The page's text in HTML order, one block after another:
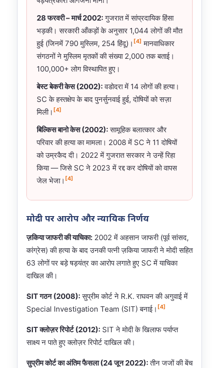
28 फरवरी – मार्च 2002:गुजरात में सांप्रदायिक हिंसा
भड़की। सरकारी आँकड़ों के अनुसार 1,044 लोगों की मौत
हुई (जिनमें 790 मुस्लिम, 254 हिंदू)। [4] मानवाधिकार
संगठनों ने मुस्लिम मृतकों की संख्या 2,000 तक बताई।
100,000+ लोग विस्थापित हुए।
बेस्ट बेकरी केस (2002):वडोदरा में 14 लोगों की हत्या।
SC के हस्तक्षेप के बाद पुनर्सुनवाई हुई, दोषियों को सज़ा
मिली। [4]
बिल्किस बानो केस (2002):सामूहिक बलात्कार और
परिवार की हत्या का मामला। 2008 में SC ने 11 दोषियों
को उम्रकैद दी। 2022 में गुजरात सरकार ने उन्हें रिहा
किया — जिसे SC ने 2023 में रद्द कर दोषियों को वापस
जेल भेजा। [4]
मोदी पर आरोप और न्यायिक निर्णय
ज़किया जाफरी की याचिका: 2002 में अहसान जाफरी (पूर्व सांसद,
कांग्रेस) की हत्या के बाद उनकी पत्नी ज़किया जाफरी ने मोदी सहित
63 लोगों पर बड़े षड़यंत्र का आरोप लगाते हुए SC में याचिका
दाखिल की।
SIT गठन (2008):सुप्रीम कोर्ट ने R.K. राघवन की अगुवाई में
Special Investigation Team (SIT) बनाई। [4]
SIT क्लोज़र रिपोर्ट (2012): SIT ने मोदी के खिलाफ पर्याप्त
साक्ष्य न पाते हुए क्लोज़र रिपोर्ट दाखिल की।
सुप्रीम कोर्ट का अंतिम फैसला (24 जून 2022):तीन जजों की बेंच